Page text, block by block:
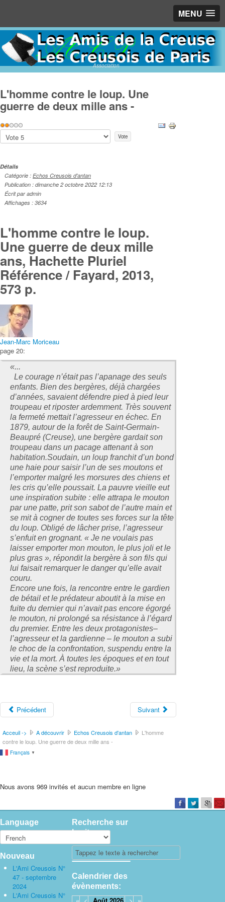
MENU
Association
L'homme contre le loup. Une
guerre de deux mille ans -
Vote
utilisateur:
Veuillez
voter
Détails
Catégorie : Echos Creusois d'antan
Publication : dimanche 2 octobre 2022 12:13
Écrit par admin
Affichages : 3634
L'homme contre le loup.
Une guerre de deux mille
ans, Hachette Pluriel
Référence / Fayard, 2013,
573 p.
Jean-Marc Moriceau
page 20:
«...
Le courage n’était pas l’apanage des seuls
enfants. Bien des bergères, déjà chargées
d’années, savaient défendre pied à pied leur
troupeau et riposter ardemment. Très souvent
la fermeté mettait l’agresseur en échec. En
1879, autour de la forêt de Saint-Germain-
Beaupré (Creuse), une bergère gardait son
troupeau dans un pacage attenant à son
habitation.Soudain, un loup franchit d’un bond
une haie pour saisir l’un de ses moutons et
l’emporter malgré les morsures des chiens et
les cris qu’elle poussait. La pauvre vieille eut
une inspiration subite : elle attrapa le mouton
par une patte, prit son sabot de l’autre main et
se mit à cogner de toutes ses forces sur la tête
du loup. Obligé de lâcher prise, l’agresseur
s’enfuit en grognant. « Je ne voulais pas
laisser emporter mon mouton, le plus joli et le
plus gras », répondit la bergère à son fils qui
lui faisait remarquer le danger qu’elle avait
couru.
Encore une fois, la rencontre entre le gardien
de bétail et le prédateur aboutit à la mise en
fuite du dernier qui n’avait pas encore égorgé
le mouton, ni prolongé sa résistance à l’égard
du premier. Entre les deux protagonistes–
l’agresseur et la gardienne – le mouton a subi
le choc de la confrontation, suspendu entre la
vie et la mort. À toutes les époques et en tout
lieu, la scène s’est reproduite.»
Précédent Suivant
Acceuil -> A découvrir Echos Creusois d'antan
L'homme
contre le loup. Une guerre de deux mille ans -
Français ▼
Nous avons 969 invités et aucun membre en ligne
Language
Nouveau
L'Ami Creusois N°
47 - septembre
2024
L'Ami Creusois N°
Recherche sur
le site
Calendrier des
évènements: